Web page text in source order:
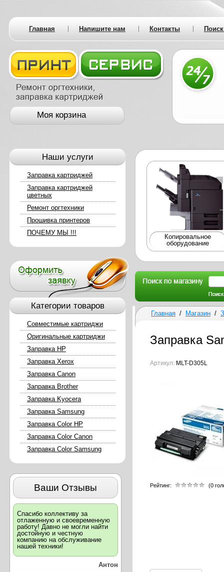
Главная Напишите нам Контакты
Моя корзина
Наши услуги
Заправка картриджей
Заправка картриджей
цветных
Ремонт оргтехники
Прошивка принтеров
ПОЧЕМУ МЫ !!!
Категории товаров
Совместимые картриджи
Оригинальные картриджи
Заправка HP
Заправка Xerox
Заправка Canon
Заправка Brother
Заправка Kyocera
Заправка Samsung
Заправка Color HP
Заправка Color Canon
Заправка Color Samsung
Ваши Отзывы
Спасибо коллективу за
отлаженную и своевременную
работу! Давно не могли найти
достойную и честную
компанию на обслуживание
нашей техники!
Антон
Копировальное
оборудование
Главная / Магазин /
Заправка
Артикул: MLT-D305L
Рейтинг: (0